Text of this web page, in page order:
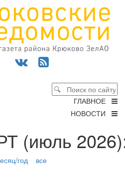
ГЛАВНОЕ
НОВОСТИ
(июль
год
все